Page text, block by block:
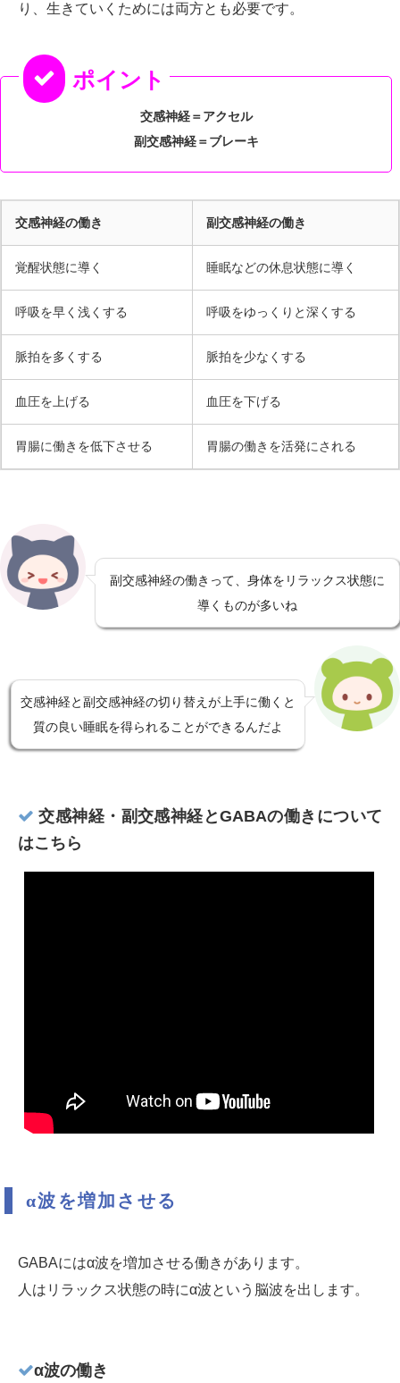
り、生きていくためには両方とも必要です。
交感神経＝アクセル
副交感神経＝ブレーキ
交感神経の働き 副交感神経の働き
覚醒状態に導く 睡眠などの休息状態に導く
呼吸を早く浅くする 呼吸をゆっくりと深くする
脈拍を多くする 脈拍を少なくする
血圧を上げる 血圧を下げる
胃腸に働きを低下させる 胃腸の働きを活発にされる
副交感神経の働きって、身体をリラックス状態に
導くものが多いね
交感神経と副交感神経の切り替えが上手に働くと
質の良い睡眠を得られることができるんだよ
交感神経・副交感神経とGABAの働きについて
はこちら
α波を増加させる
GABAにはα波を増加させる働きがあります。
人はリラックス状態の時にα波という脳波を出します。
α波の働き